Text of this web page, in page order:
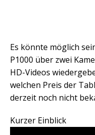
Es könnte möglich
P1000 über zwei
HD-Videos
welchen Preis der
derzeit noch nicht
Kurzer Einblick